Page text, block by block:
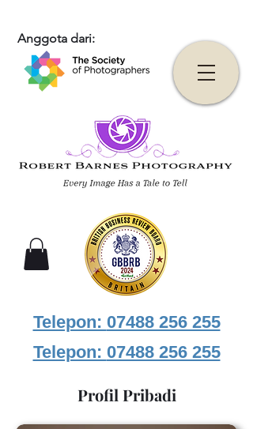
Anggota dari:
Telepon: 07488 256 255
Telepon: 07488 256 255
Profil Pribadi